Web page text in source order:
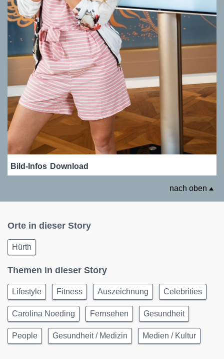
Bild-Infos Download
nach oben
Orte in dieser Story
Hürth
Themen in dieser Story
Lifestyle Fitness Auszeichnung Celebrities
Carolina Noeding Fernsehen Gesundheit
People Gesundheit / Medizin Medien / Kultur